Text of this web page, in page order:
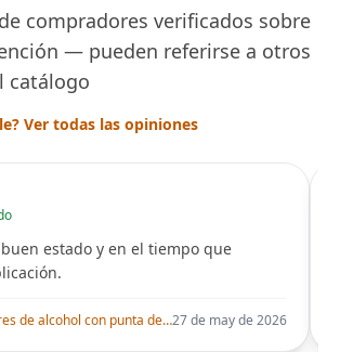
compradores verificados sobre
— pueden referirse a otros
catálogo
Ver todas las opiniones
estado y en el tiempo que
Ohuhu Marcadores de alcohol con punta de pincel – Juego de marcadores artísticos de doble punta con certificación AP para artistas adultos27 de may de 2026